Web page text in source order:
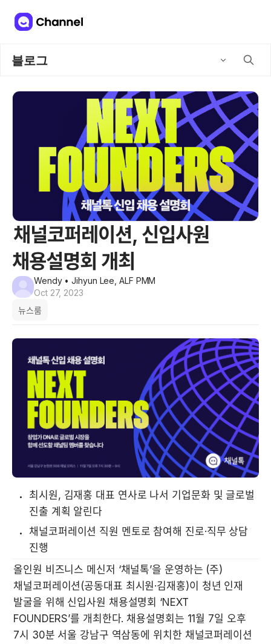
블로그
채널코퍼레이션, 신입사원
채용설명회 개최
Wendy• Jihyun Lee, ALF PMM
Oct 27, 2023
뉴스룸
최시원, 김재홍 대표 연사로 나서 기업문화 및 글로벌
진출 계획 알린다
채널코퍼레이션 직원 멘토로 참여해 진로·직무 상담
진행
올인원 비즈니스 메신저 ‘채널톡’을 운영하는 (주)
채널코퍼레이션(공동대표 최시원·김재홍)이 청년 인재
발굴을 위해 신입사원 채용설명회 ‘NEXT
FOUNDERS’를 개최한다. 채용설명회는 11월 7일 오후
7시 30분 서울 강남구 역삼동에 위치한 채널코퍼레이션